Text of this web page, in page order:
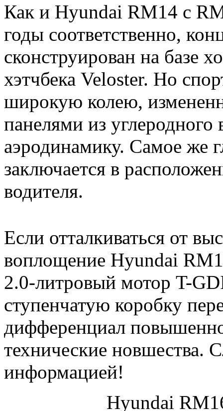
Как и Hyundai RM14 с
годы соответственно,
сконструирован на базе
хэтчбека Veloster. Но
широкую колею,
панелями из
аэродинамику. Самое же
заключается в
водителя.
Если отталкиваться от
воплощение Hyundai
2.0-литровый мотор T-
ступенчатую коробку
дифференциал
технические новшества.
информацией!
Hyundai